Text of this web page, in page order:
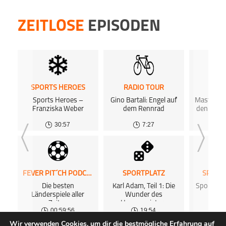
ZEITLOSE EPISODEN
SPORTS HEROES
Sports Heroes –
Franziska Weber
30:57
FEVER PIT´CH PODCAST
Die besten
Länderspiele aller
Zeiten
00:59:56
RADIO TOUR
Gino Bartali: Engel auf
dem Rennrad
7:27
SPORTPLATZ
Karl Adam, Teil 1: Die
Wunder des
Hexenmeisters
19:54
Masters:
den
Sports
Wir verwenden Cookies, um dir die bestmögliche Erfahrung auf